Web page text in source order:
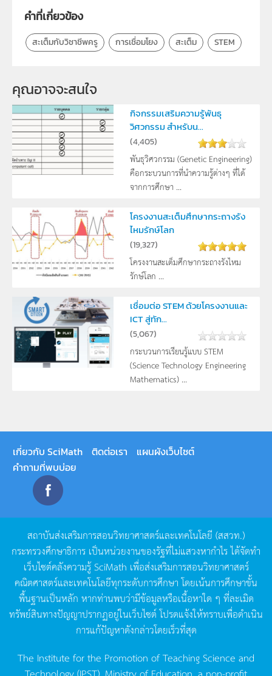
คำที่เกี่ยวข้อง
สะเต็มกับวิชาชีพครู การเชื่อมโยง สะเต็ม STEM
คุณอาจจะสนใจ
กิจกรรมเสริมความรู้พันธุ
วิศวกรรม สำหรับน...
(4,405)
พันธุวิศวกรรม (Genetic Engineering)
คือกระบวนการที่นำความรู้ต่างๆ ที่ได้
จากการศึกษา ...
โครงงานสะเต็มศึกษากระถางรัง
ไหมรักษ์โลก
(19,327)
โครงงานสะเต็มศึกษากระถางรังไหม
รักษ์โลก ...
เชื่อมต่อ STEM ด้วยโครงงานและ
ICT สู่ทัก...
(5,067)
กระบวนการเรียนรู้แบบ STEM
(Science Technology Engineering
Mathematics) ...
เกี่ยวกับ SciMath ติดต่อเรา
แผนผังเว็บไซต์
คำถามที่พบบ่อย
สถาบันส่งเสริมการสอนวิทยาศาสตร์และเทคโนโลยี (สสวท.)
กระทรวงศึกษาธิการ เป็นหน่วยงานของรัฐที่ไม่แสวงหากำไรได้จัดทำ
เว็บไซต์คลังความรู้SciMath เพื่อส่งเสริมการสอนวิทยาศาสตร์
คณิตศาสตร์และเทคโนโลยีทุกระดับการศึกษา โดยเน้นการศึกษาขั้น
พื้นฐานเป็นหลัก หากท่านพบว่ามีข้อมูลหรือเนื้อหาใด ๆ ที่ละเมิด
ทรัพย์สินทางปัญญาปรากฏอยู่ในเว็บไซต์โปรดแจ้งให้ทราบเพื่อดำเนิน
การแก้ปัญหาดังกล่าวโดยเร็วที่สุด
The Institute for the Promotion of Teaching Science and